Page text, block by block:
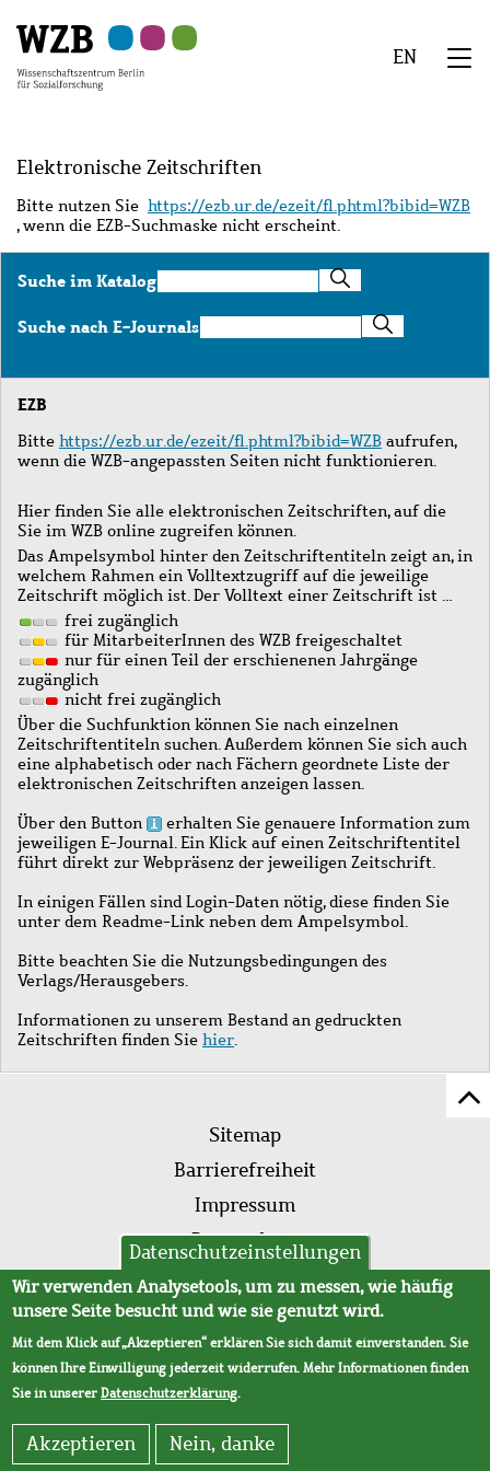
Hauptinhalt
springen
Navigation
springen
Suche
springen
Sekundärnavigation
springen
Fußzeile
springen
EN
Elektronische Zeitschriften
Bitte nutzen Sie https://ezb.ur.de/ezeit/fl.phtml?bibid=WZB
, wenn die EZB-Suchmaske nicht erscheint.
Suche im KatalogSuche
im
Katalog
Suche nach E-JournalsSuche
nach
Journals
EZB
Bitte https://ezb.ur.de/ezeit/fl.phtml?bibid=WZB aufrufen,
wenn die WZB-angepassten Seiten nicht funktionieren.
Hier finden Sie alle elektronischen Zeitschriften, auf die
Sie im WZB online zugreifen können.
Das Ampelsymbol hinter den Zeitschriftentiteln zeigt an, in
welchem Rahmen ein Volltextzugriff auf die jeweilige
Zeitschrift möglich ist. Der Volltext einer Zeitschrift ist …
frei zugänglich
für MitarbeiterInnen des WZB freigeschaltet
nur für einen Teil der erschienenen Jahrgänge
zugänglich
nicht frei zugänglich
Über die Suchfunktion können Sie nach einzelnen
Zeitschriftentiteln suchen. Außerdem können Sie sich auch
eine alphabetisch oder nach Fächern geordnete Liste der
elektronischen Zeitschriften anzeigen lassen.
Über den Button
erhalten Sie genauere Information zum
jeweiligen E-Journal. Ein Klick auf einen Zeitschriftentitel
führt direkt zur Webpräsenz der jeweiligen Zeitschrift.
In einigen Fällen sind Login-Daten nötig, diese finden Sie
unter dem Readme-Link neben dem Ampelsymbol.
Bitte beachten Sie die Nutzungsbedingungen des
Verlags/Herausgebers.
Informationen zu unserem Bestand an gedruckten
Zeitschriften finden Sie hier.
Fußleistenmenü
Sitemap
Barrierefreiheit
Impressum
Datenschutz
AVB
Datenschutzeinstellungen
Wir verwenden Analysetools, um zu messen, wie häufig
unsere Seite besucht und wie sie genutzt wird.
Mit dem Klick auf „Akzeptieren“ erklären Sie sich damit einverstanden. Sie
können Ihre Einwilligung jederzeit widerrufen. Mehr Informationen finden
Sie in unsererDatenschutzerklärung.
Akzeptieren Nein, danke